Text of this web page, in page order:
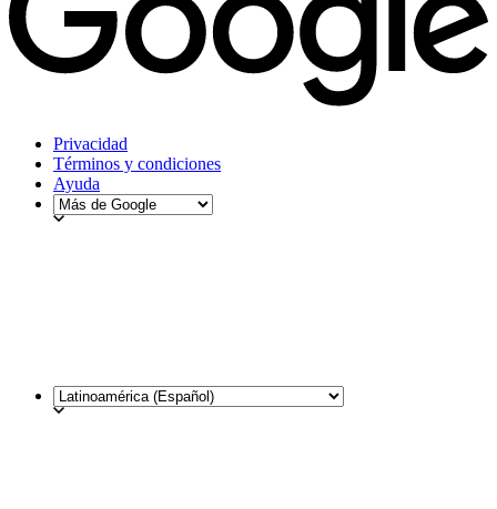
Privacidad
Términos y condiciones
Ayuda